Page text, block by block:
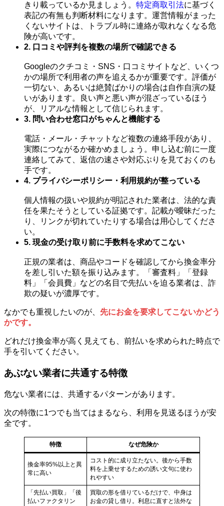
きり載っているか見ましょう。 特定商取引法に基づく
表記の有無も判断材料になります。運営情報がまった
くないサイトは、トラブル時に連絡が取れなくなる危
険が高いです。
2. 口コミや評判を複数の場所で確認できる
Googleのクチコミ・SNS・口コミサイトなど、いくつ
かの場所で利用者の声を追えるかが重要です。評価が
一切ない、あるいは絶賛ばかりの場合は自作自演の疑
いがあります。良い声と悪い声が混ざっているほう
が、リアルな情報として信じられます。
3. 問い合わせ窓口がちゃんと機能する
電話・メール・チャットなど複数の連絡手段があり、
実際につながるか確かめましょう。申し込む前に一度
連絡してみて、返信の速さや対応ぶりを見ておくのも
手です。
4. プライバシーポリシー・利用規約が整っている
個人情報の扱いや規約が明記された業者は、法的な責
任を果たそうとしている証拠です。記載が曖昧だった
り、リンクが切れていたりする場合は用心してくださ
い。
5. 現金の受け取り前に手数料を求めてこない
正規の業者は、商品やコードを確認してから換金率分
を差し引いた額を振り込みます。「審査料」「登録
料」「会員費」などの名目で先払いを迫る業者は、詐
欺の疑いが濃厚です。
なかでも重視したいのが、 先にお金を要求してこないかどう
かです。
どれだけ換金率が高く見えても、前払いを求められた時点で
手を引いてください。
あぶない業者に共通する特徴
危ない業者には、共通するパターンがあります。
次の特徴に1つでも当てはまるなら、利用を見送るほうが安
全です。
特徴 なぜ危険か
換金率95%以上と異
常に高い
コスト的に成り立たない。後から手数
料を上乗せするための誘い文句に使わ
れやすい
「先払い買取」「後
払いファクタリン
買取の形を借りているだけで、中身は
お金の貸し借り。利息に直すと法外な